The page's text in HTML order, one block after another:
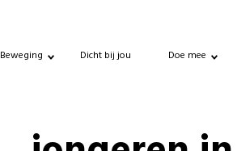
Beweging Dicht bij jou Doe mee